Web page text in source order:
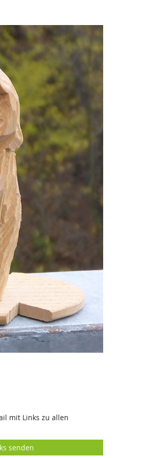
mit Links zu allen
senden